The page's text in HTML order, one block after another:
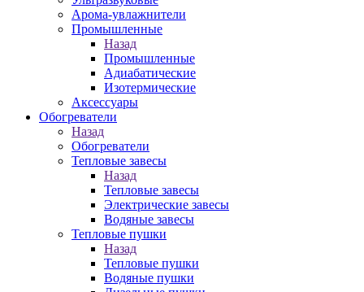
Арома-увлажнители
Промышленныe
Назад
Промышленныe
Адиабатические
Изотермические
Аксессуары
Обогреватели
Назад
Обогреватели
Тепловые завесы
Назад
Тепловые завесы
Электрические завесы
Водяные завесы
Тепловые пушки
Назад
Тепловые пушки
Водяные пушки